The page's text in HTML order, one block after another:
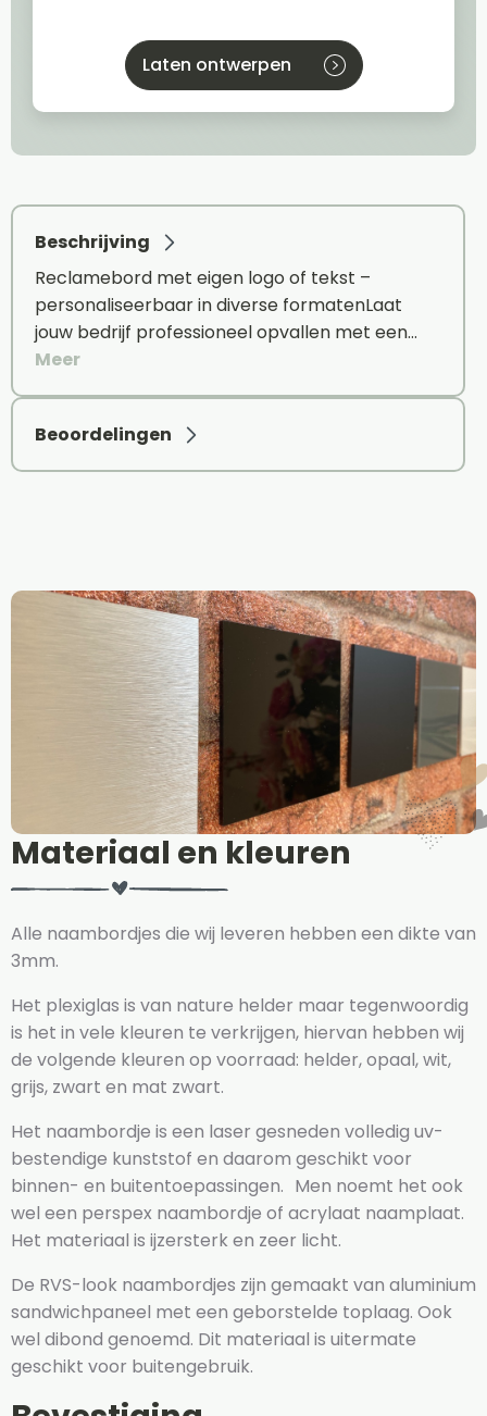
Laten ontwerpen
Beschrijving
Reclamebord met eigen logo of tekst –
personaliseerbaar in diverse formatenLaat
jouw bedrijf professioneel opvallen met een…
Meer
Beoordelingen
Materiaal en kleuren
Alle naambordjes die wij leveren hebben een dikte van
3mm.
Het plexiglas is van nature helder maar tegenwoordig
is het in vele kleuren te verkrijgen, hiervan hebben wij
de volgende kleuren op voorraad: helder, opaal, wit,
grijs, zwart en mat zwart.
Het naambordje is een laser gesneden volledig uv-
bestendige kunststof en daarom geschikt voor
binnen- en buitentoepassingen. Men noemt het ook
wel een perspex naambordje of acrylaat naamplaat.
Het materiaal is ijzersterk en zeer licht.
De RVS-look naambordjes zijn gemaakt van aluminium
sandwichpaneel met een geborstelde toplaag. Ook
wel dibond genoemd. Dit materiaal is uitermate
geschikt voor buitengebruik.